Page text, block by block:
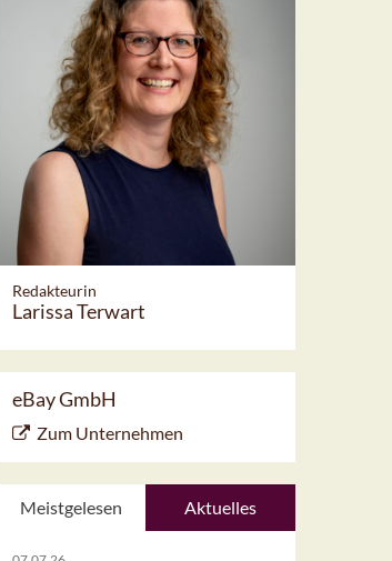
Redakteurin
Larissa Terwart
eBay GmbH
Zum Unternehmen
Meistgelesen Aktuelles